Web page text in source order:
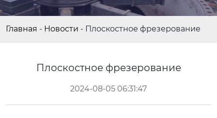
Главная - Новости - Плоскостное фрезерование
Плоскостное фрезерование
2024-08-05 06:31:47